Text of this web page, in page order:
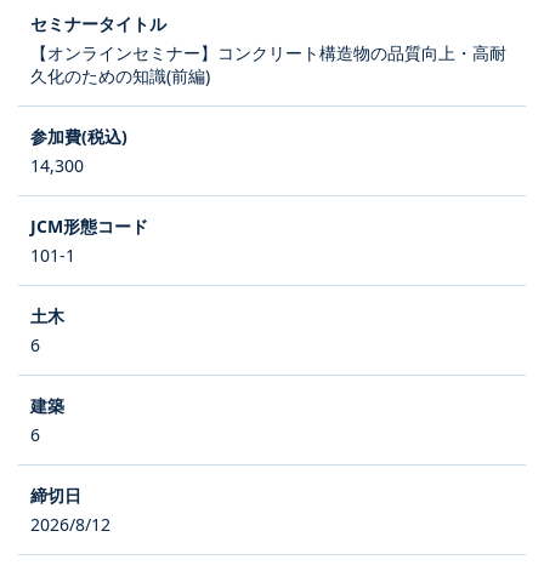
【オンラインセミナー】コンクリート構造物の品質向上・高耐
久化のための知識(前編)
14,300
101-1
6
6
2026/8/12